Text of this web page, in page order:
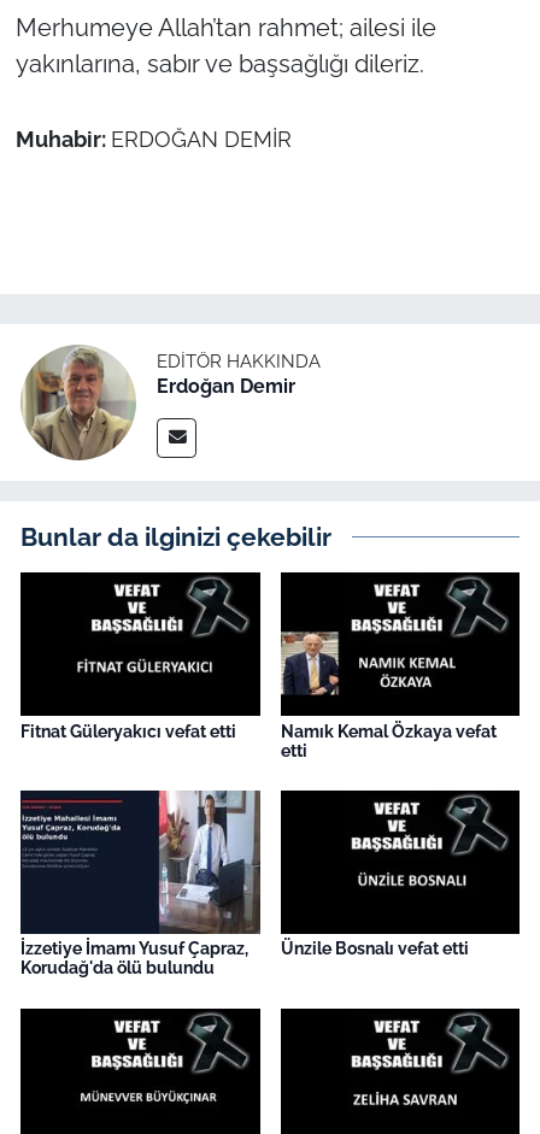
Merhumeye Allah’tan rahmet; ailesi ile
yakınlarına, sabır ve başsağlığı dileriz.
Muhabir: ERDOĞAN DEMİR
EDITÖR HAKKINDA
Erdoğan Demir
Bunlar da ilginizi çekebilir
Fitnat Güleryakıcı vefat etti
Namık Kemal Özkaya vefat
etti
İzzetiye İmamı Yusuf Çapraz,
Korudağ'da ölü bulundu
Ünzile Bosnalı vefat etti
Flaş Haber
English News
Canlı Maç
Finans
Genel-A
Gündem-Eğitim